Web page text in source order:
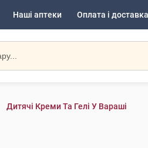
Наші аптеки Оплата і доставка
Дитячі Креми Та Гелі У Вараші